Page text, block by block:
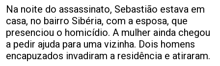
Na noite do assassinato, Sebastião estava em
casa, no bairro Sibéria, com a esposa, que
presenciou o homicídio. A mulher ainda chegou
a pedir ajuda para uma vizinha. Dois homens
encapuzados invadiram a residência e atiraram.